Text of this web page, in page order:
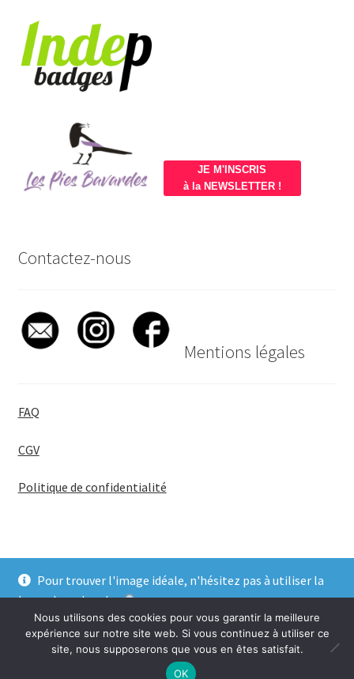
Pour trouver l'image idéale, n'hésitez pas à utiliser la
barre de recherche
Ignorer
JE M'INSCRIS
à la NEWSLETTER !
Contactez-nous
Mentions légales
FAQ
CGV
Politique de confidentialité
© BadgeGirl® 2026
Nous utilisons des cookies pour vous garantir la meilleure
expérience sur notre site web. Si vous continuez à utiliser ce
site, nous supposerons que vous en êtes satisfait.
OK